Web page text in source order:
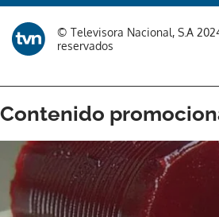
© Televisora Nacional, S.A
reservados